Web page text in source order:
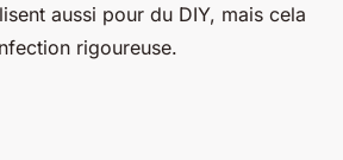
aussi pour du DIY, mais cela
rigoureuse.